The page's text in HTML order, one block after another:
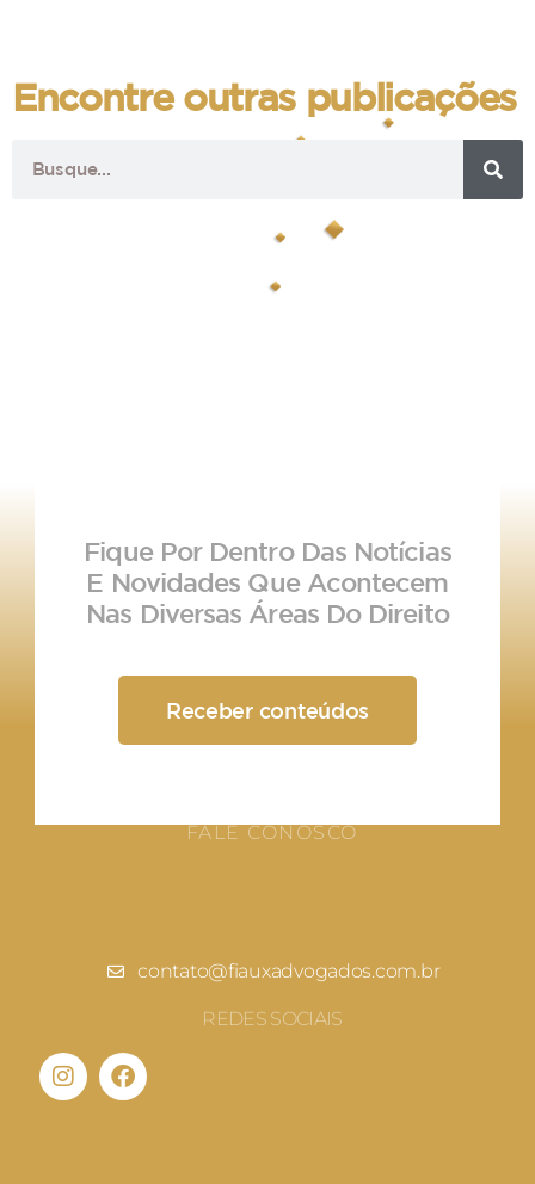
Encontre outras publicações
Fique Por Dentro Das Notícias
E Novidades Que Acontecem
Nas Diversas Áreas Do Direito
Receber conteúdos
FALE CONOSCO
contato@fiauxadvogados.com.br
REDES SOCIAIS